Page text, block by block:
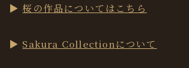
▶︎桜の作品についてはこちら
▶︎Sakura Collectionについて